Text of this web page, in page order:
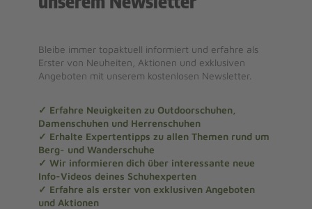
Bleibe immer topaktuell informiert und erfahre als
Erster von Neuheiten, Aktionen und exklusiven
Angeboten mit unserem kostenlosen Newsletter.
✓ Erfahre Neuigkeiten zu Outdoorschuhen,
Damenschuhen und Herrenschuhen
✓ Erhalte Expertentipps zu allen Themen rund um
Berg- und Wanderschuhe
✓ Wir informieren dich über interessante neue
Info-Videos deines Schuhexperten
✓ Erfahre als erster von exklusiven Angeboten
und Aktionen